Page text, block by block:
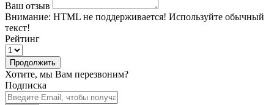
Ваш отзыв
Внимание: HTML не поддерживается! Используйте обычный
текст!
Рейтинг
Продолжить
Хотите, мы Вам перезвоним?
Подписка